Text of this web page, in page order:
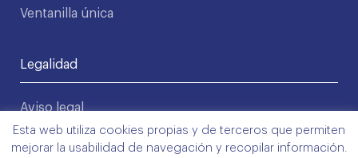
Ventanilla única
Legalidad
Aviso legal
Política de privacidad
Condiciones de uso
Esta web utiliza cookies propias y de terceros que permiten
mejorar la usabilidad de navegación y recopilar información.